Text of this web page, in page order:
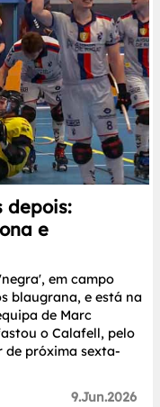
depois:
e
em campo
blaugrana, e está na
de Marc
o Calafell, pelo
próxima sexta-
9.Jun.2026